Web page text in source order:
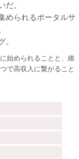
だ。
められるポータルサ
。
始められることと、維
で高収入に繋がること